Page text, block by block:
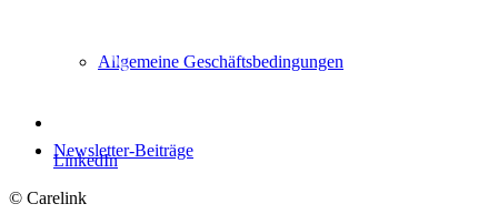
Allgemeine Geschäftsbedingungen
Newsletter-Beiträge
LinkedIn
© Carelink